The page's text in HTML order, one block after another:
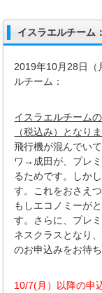
イスラエルチーム
2019年10月28日（
ルチーム：
イスラエルチーム
（税込み）となりま
飛行機が混んでい
ワ→成田が、プレ
るためです。しか
す。これをおさえ
もしエコノミーが
す。さらに、プレ
ネスクラスとなり
のお申込みをお待ち
10/7(月）以降の申